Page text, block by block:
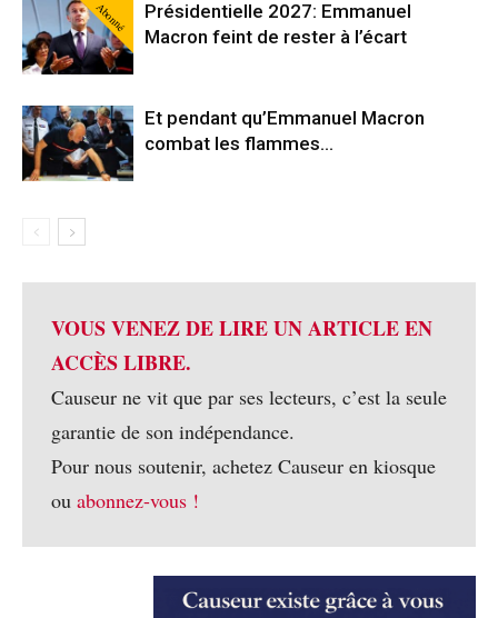
Abonné
Présidentielle 2027: Emmanuel
Macron feint de rester à l’écart
Et pendant qu’Emmanuel Macron
combat les flammes…
VOUS VENEZ DE LIRE UN ARTICLE EN
ACCÈS LIBRE.
Causeur ne vit que par ses lecteurs, c’est la seule
garantie de son indépendance.
Pour nous soutenir, achetez Causeur en kiosque
ou abonnez-vous !